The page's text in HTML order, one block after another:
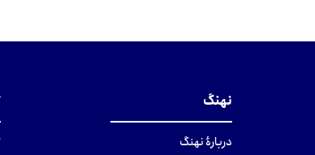
نهنگ
دربارهٔ نهنگ